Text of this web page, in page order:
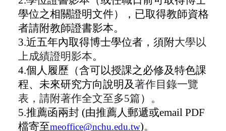
學位之相關證明文件），已取得教師資格
者請附教師證書影本。
3.近五年內取得博士學位者，須附大學以
上成績證明影本。
4.個人履歷（含可以授課之必修及特色課
程、未來研究方向說明及著作目錄一覽
表，請附著作全文至多5篇） 。
5.推薦函兩封 (由推薦人郵遞或email PDF
檔寄至meoffice@nchu.edu.tw)。